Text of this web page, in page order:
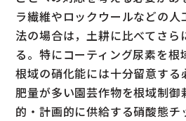
ラ繊維やロックウールなどの
法の場合は，土耕に比べてさら
る。特にコーティング尿素を根
根域の硝化能には十分留意す
肥量が多い園芸作物を根域制
的・計画的に供給する硝酸態チ